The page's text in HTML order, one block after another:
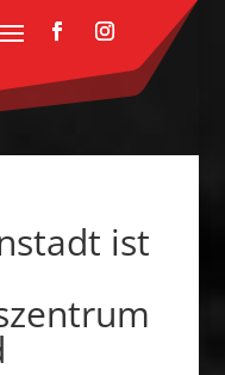
ist